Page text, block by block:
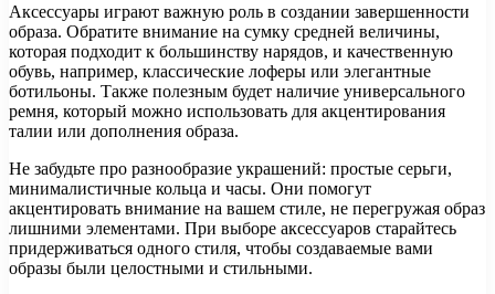
Аксессуары играют важную роль в создании завершенности
образа. Обратите внимание на сумку средней величины,
которая подходит к большинству нарядов, и качественную
обувь, например, классические лоферы или элегантные
ботильоны. Также полезным будет наличие универсального
ремня, который можно использовать для акцентирования
талии или дополнения образа.
Не забудьте про разнообразие украшений: простые серьги,
минималистичные кольца и часы. Они помогут
акцентировать внимание на вашем стиле, не перегружая образ
лишними элементами. При выборе аксессуаров старайтесь
придерживаться одного стиля, чтобы создаваемые вами
образы были целостными и стильными.